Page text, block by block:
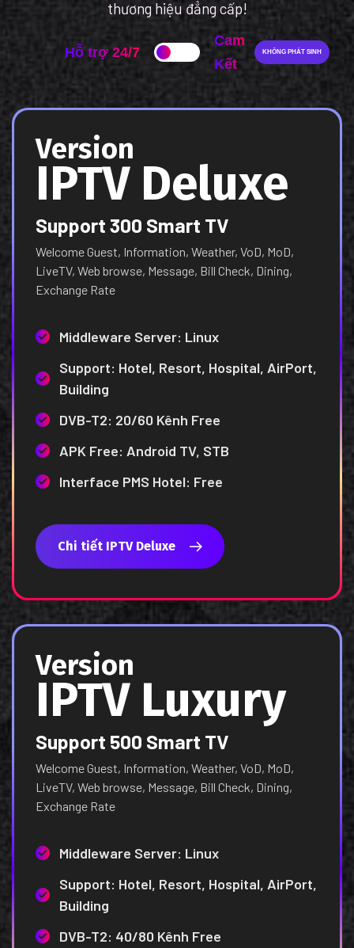
thương hiệu đẳng cấp!
Hỗ trợ 24/7
Cam
Kết
KHÔNG PHÁT SINH
Version
IPTV Deluxe
Support 300 Smart TV
Welcome Guest, Information, Weather, VoD, MoD,
LiveTV, Web browse, Message, Bill Check, Dining,
Exchange Rate
Middleware Server: Linux
Support: Hotel, Resort, Hospital, AirPort,
Building
DVB-T2: 20/60 Kênh Free
APK Free: Android TV, STB
Interface PMS Hotel: Free
Chi tiết IPTV Deluxe
Version
IPTV Luxury
Support 500 Smart TV
Welcome Guest, Information, Weather, VoD, MoD,
LiveTV, Web browse, Message, Bill Check, Dining,
Exchange Rate
Middleware Server: Linux
Support: Hotel, Resort, Hospital, AirPort,
Building
DVB-T2: 40/80 Kênh Free